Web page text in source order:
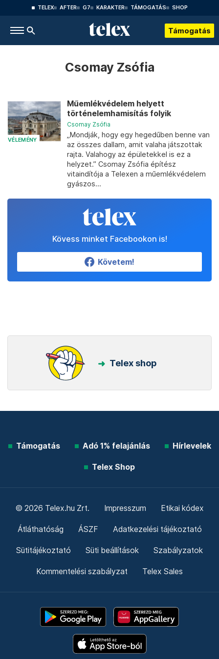
TELEX AFTER G7 KARAKTER TÁMOGATÁS SHOP
Támogatás
Csomay Zsófia
VÉLEMÉNY
Műemlékvédelem helyett
történelemhamisítás folyik
Csomay Zsófia
„Mondják, hogy egy hegedűben benne van
az összes dallam, amit valaha játszottak
rajta. Valahogy az épületekkel is ez a
helyzet.” Csomay Zsófia építész
vitaindítója a Telexen a műemlékvédelem
gyászos...
Kövess minket Facebookon is!
Követem!
Telex shop
Támogatás Adó 1% felajánlás Hírlevelek
Telex Shop
© 2026 Telex.hu Zrt. Impresszum Etikai kódex
Átláthatóság ÁSZF Adatkezelési tájékoztató
Sütitájékoztató Süti beállítások Szabályzatok
Kommentelési szabályzat Telex Sales